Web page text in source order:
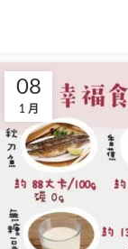
08
1 月